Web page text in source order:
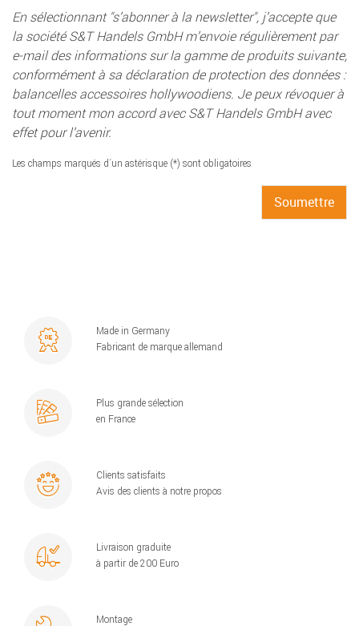
En sélectionnant "s’abonner à la newsletter", j’accepte que
la société S&T Handels GmbH m’envoie régulièrement par
e-mail des informations sur la gamme de produits suivante,
conformément à sa déclaration de protection des données :
balancelles accessoires hollywoodiens. Je peux révoquer à
tout moment mon accord avec S&T Handels GmbH avec
effet pour l’avenir.
Les champs marqués d´un astérisque (*) sont obligatoires
Made in Germany
Fabricant de marque allemand
Plus grande sélection
en France
Clients satisfaits
Avis des clients à notre propos
Livraison graduite
à partir de 200 Euro
Montage